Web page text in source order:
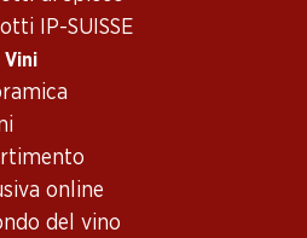
IP-SUISSE
Vini
online
del vino
di
DOCG
e mela verde. Al palato
Aroma di caramelle alla